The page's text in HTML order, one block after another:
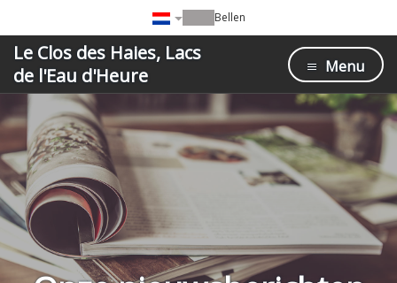
Bellen
Le Clos des Haies, Lacs
de l'Eau d'Heure
Menu